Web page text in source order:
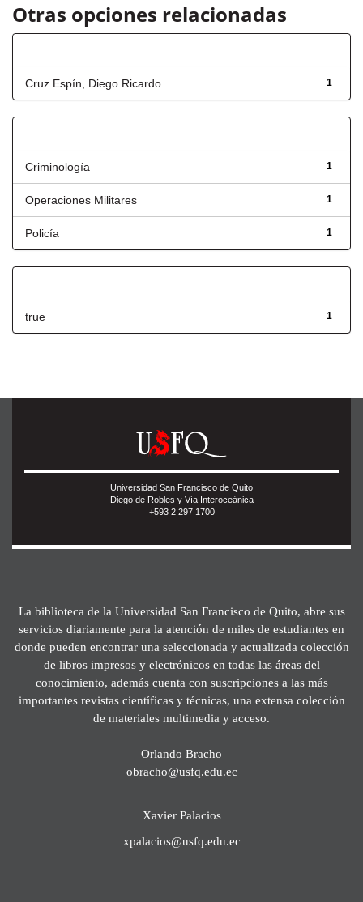
Otras opciones relacionadas
1
Cruz Espín, Diego Ricardo
1
Criminología
1
Operaciones Militares
1
Policía
1
true
Universidad San Francisco de Quito
Diego de Robles y Vía Interoceánica
+593 2 297 1700
La biblioteca de la Universidad San Francisco de Quito, abre sus
servicios diariamente para la atención de miles de estudiantes en
donde pueden encontrar una seleccionada y actualizada colección
de libros impresos y electrónicos en todas las áreas del
conocimiento, además cuenta con suscripciones a las más
importantes revistas científicas y técnicas, una extensa colección
de materiales multimedia y acceso.
Orlando Bracho
obracho@usfq.edu.ec
Xavier Palacios
xpalacios@usfq.edu.ec